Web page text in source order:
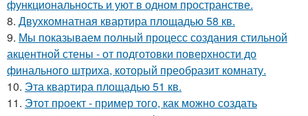
функциональность и уют в одном пространстве.
8. Двухкомнатная квартира площадью 58 кв.
9. Мы показываем полный процесс создания стильной
акцентной стены - от подготовки поверхности до
финального штриха, который преобразит комнату.
10. Эта квартира площадью 51 кв.
11. Этот проект - пример того, как можно создать